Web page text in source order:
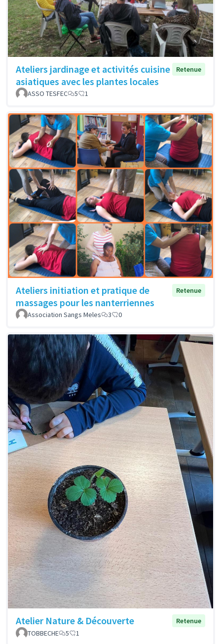
Ateliers jardinage et activités cuisine
asiatiques avec les plantes locales
Retenue
ASSO TESFEC 5 1
Ateliers initiation et pratique de
massages pour les nanterriennes
Retenue
Association Sangs Meles 3 0
Atelier Nature & Découverte
Retenue
TOBBECHE
5 1